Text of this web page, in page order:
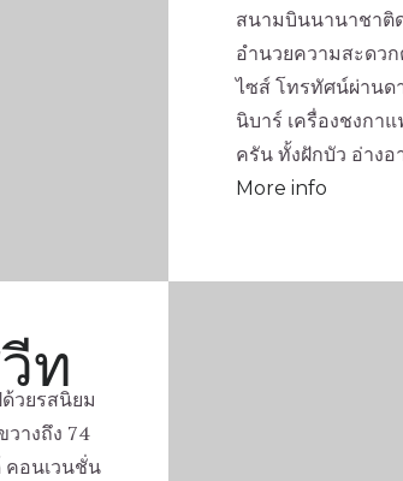
สนามบินนานาชาติ
อำนวยความสะดว
ไซส์ โทรทัศน์ผ่านด
นิบาร์ เครื่องชงกา
ครัน ทั้งฝักบัว อ่าง
More info
ท
วยรสนิยม
างถึง 74
คอนเวนชั่น